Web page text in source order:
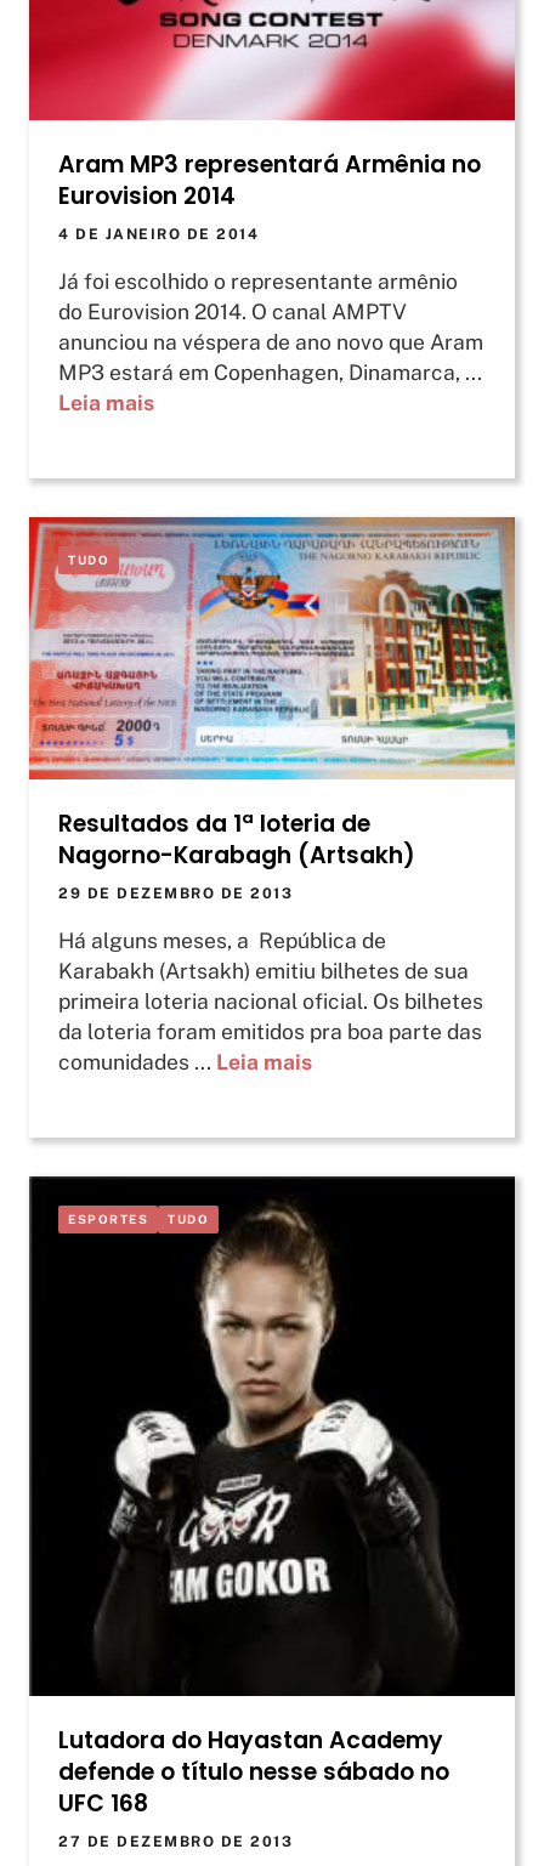
Aram MP3 representará Armênia no
Eurovision 2014
4 DE JANEIRO DE 2014
Já foi escolhido o representante armênio
do Eurovision 2014. O canal AMPTV
anunciou na véspera de ano novo que Aram
MP3 estará em Copenhagen, Dinamarca, ...
Leia mais
TUDO
Resultados da 1ª loteria de
Nagorno-Karabagh (Artsakh)
29 DE DEZEMBRO DE 2013
Há alguns meses, a República de
Karabakh (Artsakh) emitiu bilhetes de sua
primeira loteria nacional oficial. Os bilhetes
da loteria foram emitidos pra boa parte das
comunidades ... Leia mais
ESPORTES TUDO
Lutadora do Hayastan Academy
defende o título nesse sábado no
UFC 168
27 DE DEZEMBRO DE 2013